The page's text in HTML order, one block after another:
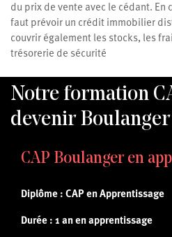
du prix de vente avec le cédant. En
faut prévoir un crédit immobilier
couvrir également les stocks, les
trésorerie de sécurité
Notre formation
devenir Boulanger
CAP Boulanger en
Diplôme : CAP en Apprentissage
Durée : 1 anen apprentissage